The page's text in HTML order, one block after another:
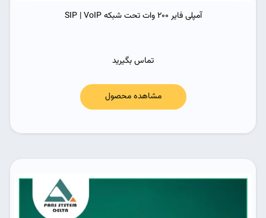
آمپلی فایر 200 وات تحت شبکه SIP | VoIP
تماس بگیرید
مشاهده محصول